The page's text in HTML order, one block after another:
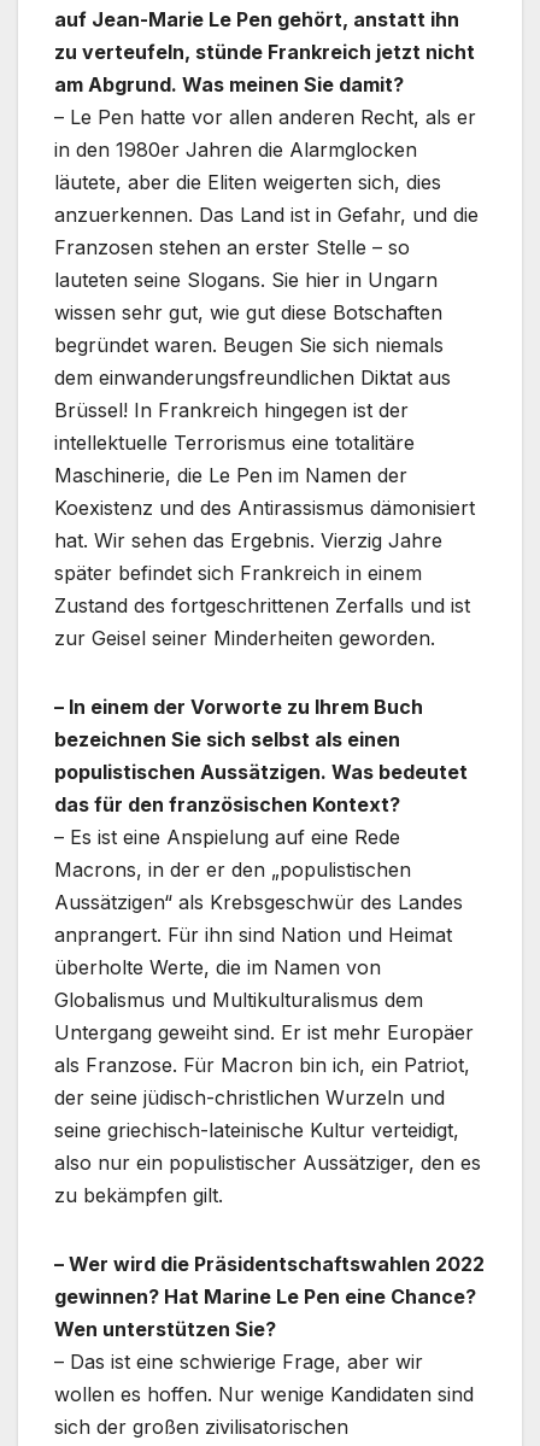
auf Jean-Marie Le Pen gehört, anstatt ihn
zu verteufeln, stünde Frankreich jetzt nicht
am Abgrund. Was meinen Sie damit?
– Le Pen hatte vor allen anderen Recht, als er
in den 1980er Jahren die Alarmglocken
läutete, aber die Eliten weigerten sich, dies
anzuerkennen. Das Land ist in Gefahr, und die
Franzosen stehen an erster Stelle – so
lauteten seine Slogans. Sie hier in Ungarn
wissen sehr gut, wie gut diese Botschaften
begründet waren. Beugen Sie sich niemals
dem einwanderungsfreundlichen Diktat aus
Brüssel! In Frankreich hingegen ist der
intellektuelle Terrorismus eine totalitäre
Maschinerie, die Le Pen im Namen der
Koexistenz und des Antirassismus dämonisiert
hat. Wir sehen das Ergebnis. Vierzig Jahre
später befindet sich Frankreich in einem
Zustand des fortgeschrittenen Zerfalls und ist
zur Geisel seiner Minderheiten geworden.
– In einem der Vorworte zu Ihrem Buch
bezeichnen Sie sich selbst als einen
populistischen Aussätzigen. Was bedeutet
das für den französischen Kontext?
– Es ist eine Anspielung auf eine Rede
Macrons, in der er den „populistischen
Aussätzigen“ als Krebsgeschwür des Landes
anprangert. Für ihn sind Nation und Heimat
überholte Werte, die im Namen von
Globalismus und Multikulturalismus dem
Untergang geweiht sind. Er ist mehr Europäer
als Franzose. Für Macron bin ich, ein Patriot,
der seine jüdisch-christlichen Wurzeln und
seine griechisch-lateinische Kultur verteidigt,
also nur ein populistischer Aussätziger, den es
zu bekämpfen gilt.
– Wer wird die Präsidentschaftswahlen 2022
gewinnen? Hat Marine Le Pen eine Chance?
Wen unterstützen Sie?
– Das ist eine schwierige Frage, aber wir
wollen es hoffen. Nur wenige Kandidaten sind
sich der großen zivilisatorischen